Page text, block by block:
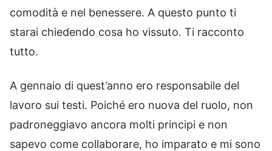
comodità e nel benessere. A questo punto ti
starai chiedendo cosa ho vissuto. Ti racconto
tutto.
A gennaio di quest’anno ero responsabile del
lavoro sui testi. Poiché ero nuova del ruolo, non
padroneggiavo ancora molti principi e non
sapevo come collaborare, ho imparato e mi sono